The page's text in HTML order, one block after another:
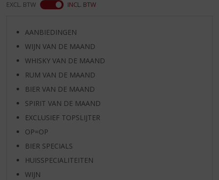
EXCL. BTW INCL. BTW
AANBIEDINGEN
WIJN VAN DE MAAND
WHISKY VAN DE MAAND
RUM VAN DE MAAND
BIER VAN DE MAAND
SPIRIT VAN DE MAAND
EXCLUSIEF TOPSLIJTER
OP=OP
BIER SPECIALS
HUISSPECIALITEITEN
WIJN